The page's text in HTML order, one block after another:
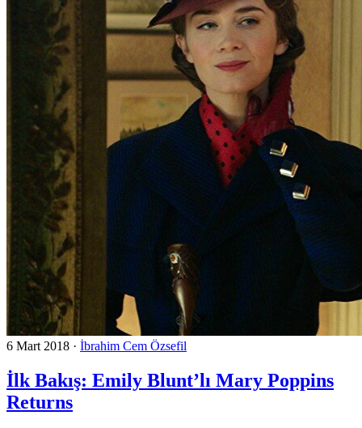
6 Mart 2018 · İbrahim Cem Özsefil
İlk Bakış: Emily Blunt’lı Mary Poppins
Returns